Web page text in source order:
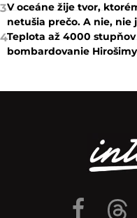
3V oceáne žije tvor,
netušia prečo. A nie, nie
4Teplota až 4000
bombardovanie